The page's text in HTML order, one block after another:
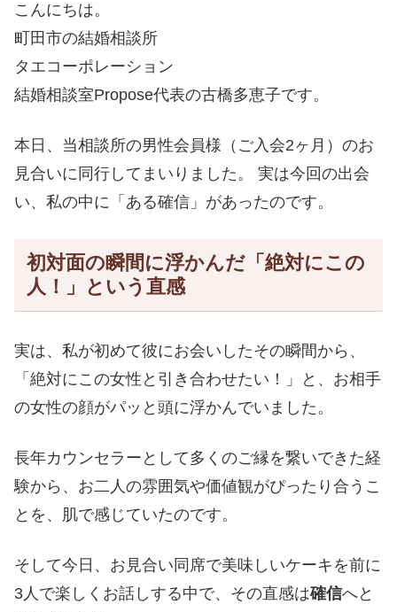
こんにちは。
町田市の結婚相談所
タエコーポレーション
結婚相談室Propose代表の古橋多恵子です。
本日、当相談所の男性会員様（ご入会2ヶ月）のお
見合いに同行してまいりました。 実は今回の出会
い、私の中に「ある確信」があったのです。
初対面の瞬間に浮かんだ「絶対にこの
人！」という直感
実は、私が初めて彼にお会いしたその瞬間から、
「絶対にこの女性と引き合わせたい！」と、お相手
の女性の顔がパッと頭に浮かんでいました。
長年カウンセラーとして多くのご縁を繋いできた経
験から、お二人の雰囲気や価値観がぴったり合うこ
とを、肌で感じていたのです。
そして今日、お見合い同席で美味しいケーキを前に
3人で楽しくお話しする中で、その直感は確信へと